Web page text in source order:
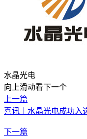
水晶光电
向上滑动看下一个
上一篇
喜讯｜水晶光电成功入
下一篇